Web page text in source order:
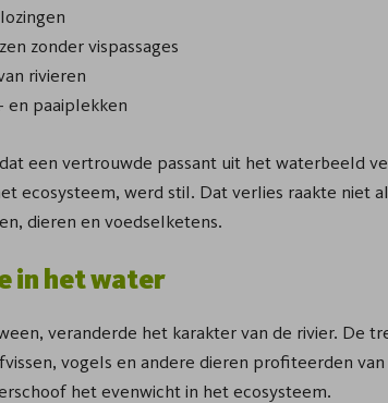
zonder vispassages
rivieren
en paaiplekken
een vertrouwde passant uit het waterbeeld
ecosysteem, werd stil. Dat verlies raakte niet
dieren en voedselketens.
in het water
veranderde het karakter van de rivier. De
vogels en andere dieren profiteerden
het evenwicht in het ecosysteem.